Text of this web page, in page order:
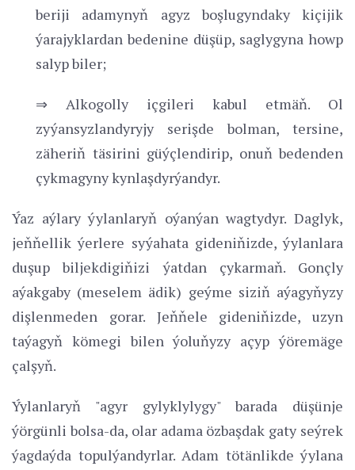
beriji adamynyň agyz boşlugyndaky kiçijik
ýarajyklardan bedenine düşüp, saglygyna howp
salyp biler;
⇒ Alkogolly içgileri kabul etmäň. Ol
zyýansyzlandyryjy serişde bolman, tersine,
zäheriň täsirini güýçlendirip, onuň bedenden
çykmagyny kynlaşdyrýandyr.
Ýaz aýlary ýylanlaryň oýanýan wagtydyr. Daglyk,
jeňňellik ýerlere syýahata gideniňizde, ýylanlara
duşup biljekdigiňizi ýatdan çykarmaň. Gonçly
aýakgaby (meselem ädik) geýme siziň aýagyňyzy
dişlenmeden gorar. Jeňňele gideniňizde, uzyn
taýagyň kömegi bilen ýoluňyzy açyp ýöremäge
çalşyň.
Ýylanlaryň "agyr gylyklylygy" barada düşünje
ýörgünli bolsa-da, olar adama özbaşdak gaty seýrek
ýagdaýda topulýandyrlar. Adam tötänlikde ýylana